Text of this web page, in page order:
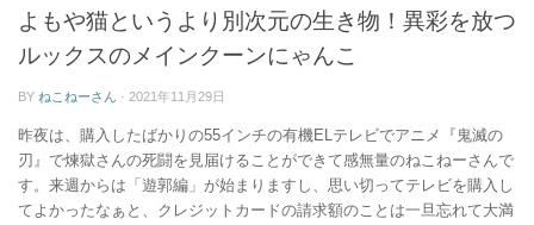
よもや猫というより別次元の生き物！異彩を放つ
ルックスのメインクーンにゃんこ
BY ねこねーさん · 2021年11月29日
昨夜は、購入したばかりの55インチの有機ELテレビでアニメ『鬼滅の
刃』で煉獄さんの死闘を見届けることができて感無量のねこねーさんで
す。来週からは「遊郭編」が始まりますし、思い切ってテレビを購入し
てよかったなぁと、クレジットカードの請求額のことは一旦忘れて大満